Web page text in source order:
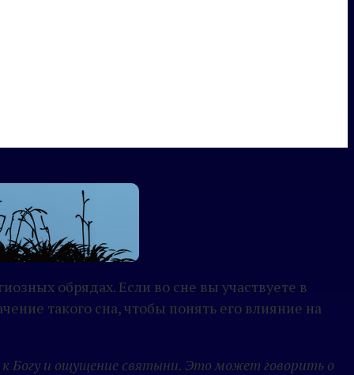
обрядах. Если во сне вы участвуете в
такого сна, чтобы понять его влияние на
Богу и ощущение святыни. Это может говорить о